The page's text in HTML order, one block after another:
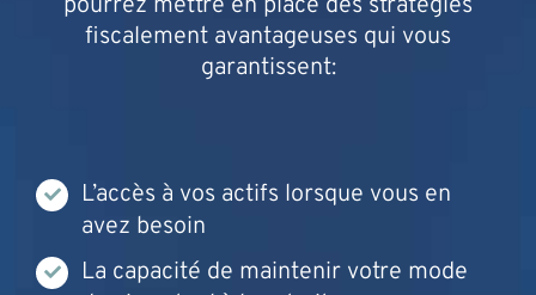
fiscalement avantageuses qui vous
garantissent:
L’accès à vos actifs lorsque vous en
avez besoin
La capacité de maintenir votre mode